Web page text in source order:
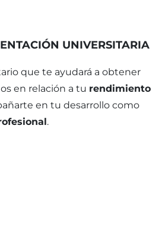
UNIVERSITARIA
que te ayudará a obtener
en relación a tu rendimiento
en tu desarrollo como
.